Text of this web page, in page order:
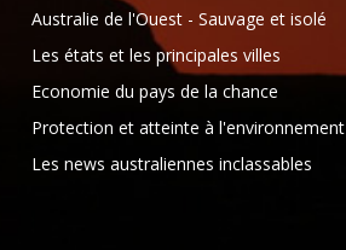
Australie de l'Ouest - Sauvage et isolé
Les états et les principales villes
Economie du pays de la chance
Protection et atteinte à l'environnement
Les news australiennes inclassables